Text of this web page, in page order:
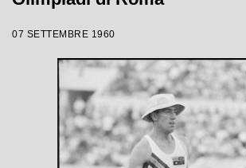
07 SETTEMBRE 1960